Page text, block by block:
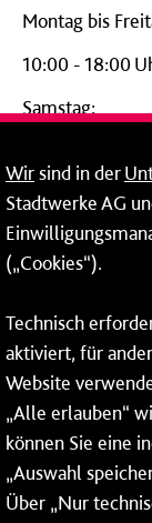
Montag bis
10:00 - 18:00
Samstag:
24-Stunden-
06131 – 12 77
Fax: 06131 – 12
* Montags bis
Wochenenden
Anrufe je nach
RMV oder von
ausschließlich
meinRad.
Wirsind in der
Stadtwerke AG
(„Cookies“).
Technisch
aktiviert, für
Website
„Alle erlauben“
können Sie eine
„Auswahl
Über „Nur